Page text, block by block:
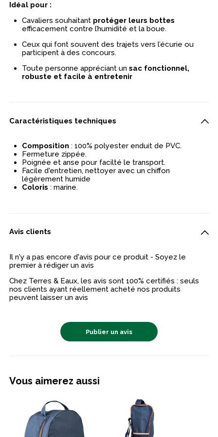
Idéal pour :
Cavaliers souhaitant protéger leurs bottes
efficacement contre l’humidité et la boue.
Ceux qui font souvent des trajets vers l’écurie ou
participent à des concours.
Toute personne appréciant unsac fonctionnel,
robuste et facile à entretenir
Caractéristiques techniques
Composition : 100% polyester enduit de PVC.
Fermeture zippée.
Poignée et anse pour facilté le transport.
Facile d'entretien, nettoyer avec un chiffon
légèrement humide
Coloris : marine.
Avis clients
Il n'y a pas encore d'avis pour ce produit - Soyez le
premier à rédiger un avis
Chez Terres & Eaux, les avis sont 100% certifiés : seuls
nos clients ayant réellement acheté nos produits
peuvent laisser un avis
Publier un avis
Vous aimerez aussi